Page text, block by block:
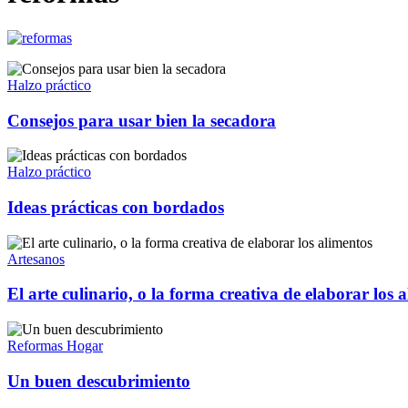
Halzo práctico
Consejos para usar bien la secadora
Halzo práctico
Ideas prácticas con bordados
Artesanos
El arte culinario, o la forma creativa de elaborar los
Reformas Hogar
Un buen descubrimiento